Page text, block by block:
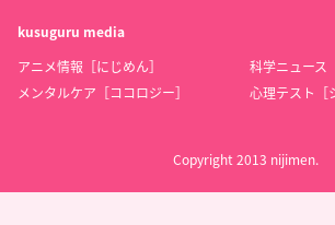
kusuguru media
アニメ情報［にじめん］
科学ニュース
メンタルケア［ココロジー］
心理テスト［
Copyright 2013 nijimen.